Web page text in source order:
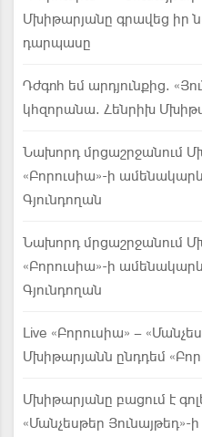
Մխիթարյանը գրավեց իր
դարպասը
Դժգոհ եմ արդյունքից.
կհզորանա. Հենրիխ
Նախորդ մրցաշրջանում
«Բորուսիա»-ի
Գյունդողան
Նախորդ մրցաշրջանում
«Բորուսիա»-ի
Գյունդողան
Live «Բորուսիա» –
Մխիթարյանն ընդդեմ
Մխիթարյանը բացում է
«Մանչեսթեր Յունայթեդ»-